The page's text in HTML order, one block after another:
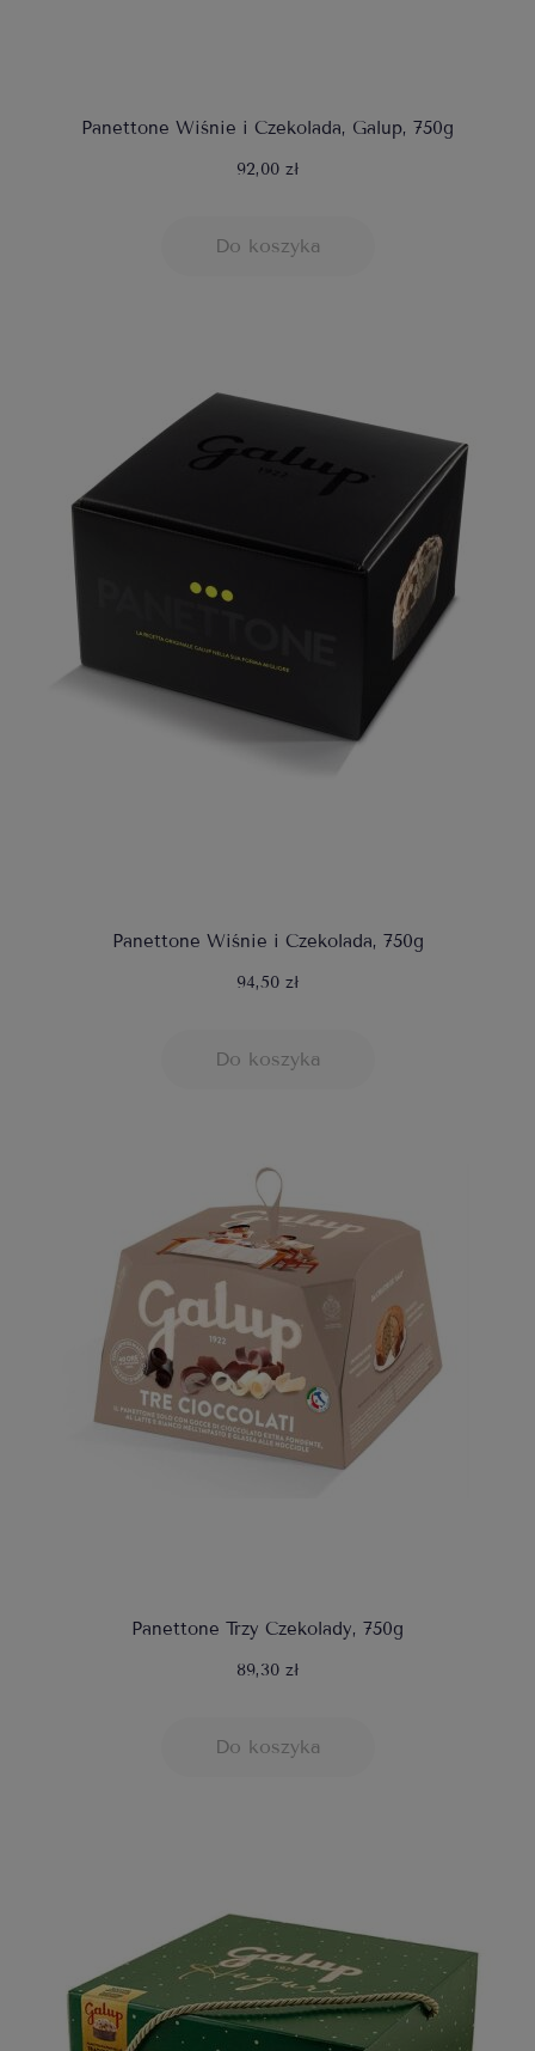
Panettone Wiśnie i Czekolada, Galup, 750g
92,00 zł
Do koszyka
Panettone Wiśnie i Czekolada, 750g
94,50 zł
Do koszyka
Panettone Trzy Czekolady, 750g
89,30 zł
Do koszyka